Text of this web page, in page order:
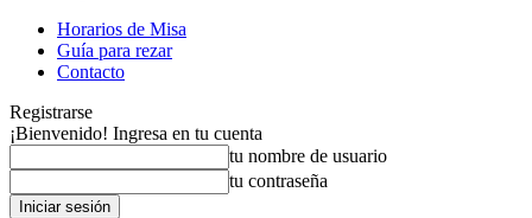
Horarios de Misa
Guía para rezar
Contacto
Registrarse
¡Bienvenido! Ingresa en tu cuenta
tu nombre de usuario
tu contraseña